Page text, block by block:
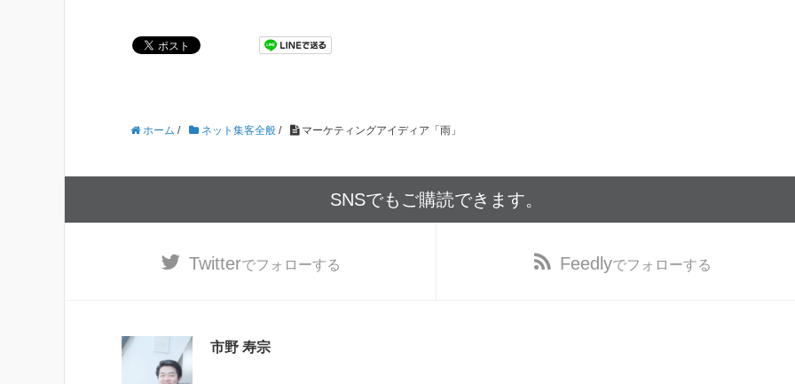
ホーム / ネット集客全般 / マーケティングアイディア「雨」
SNSでもご購読できます。
Twitterでフォローする Feedlyでフォローする
市野 寿宗